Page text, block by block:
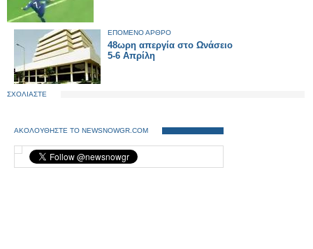
ΕΠΟΜΕΝΟ ΑΡΘΡΟ
48ωρη απεργία στο Ωνάσειο
5-6 Απρίλη
ΣΧΟΛΙΑΣΤΕ
ΑΚΟΛΟΥΘΗΣΤΕ ΤΟ NEWSNOWGR.COM